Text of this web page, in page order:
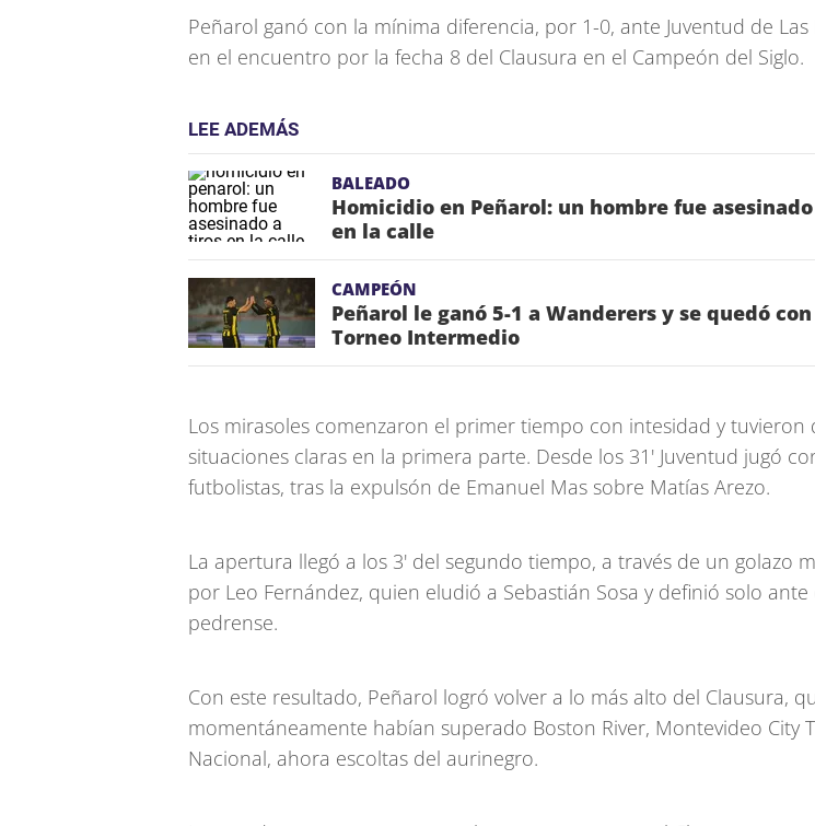
Peñarol ganó con la mínima diferencia, por 1-0, ante Juventud de Las
en el encuentro por la fecha 8 del Clausura en el Campeón del Siglo.
LEE ADEMÁS
BALEADO
Homicidio en Peñarol: un hombre fue
en la calle
CAMPEÓN
Peñarol le ganó 5-1 a Wanderers y se quedó
Torneo Intermedio
Los mirasoles comenzaron el primer tiempo con intesidad y tuvieron
situaciones claras en la primera parte. Desde los 31' Juventud jugó
futbolistas, tras la expulsón de Emanuel Mas sobre Matías Arezo.
La apertura llegó a los 3' del segundo tiempo, a través de un golazo
por Leo Fernández, quien eludió a Sebastián Sosa y definió solo ante
pedrense.
Con este resultado, Peñarol logró volver a lo más alto del Clausura,
momentáneamente habían superado Boston River, Montevideo City
Nacional, ahora escoltas del aurinegro.